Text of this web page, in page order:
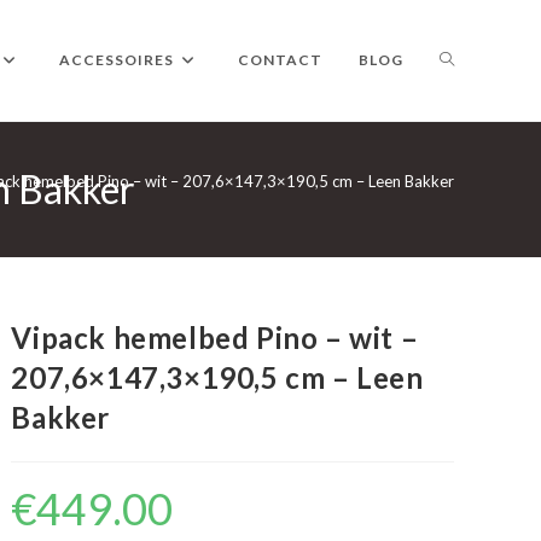
ACCESSOIRES CONTACT BLOG TOGGLE
WEBSITE
Bakker
hemelbed Pino – wit – 207,6×147,3×190,5 cm – Leen Bakker
Vipack hemelbed Pino – wit –
207,6×147,3×190,5 cm – Leen
Bakker
€449.00